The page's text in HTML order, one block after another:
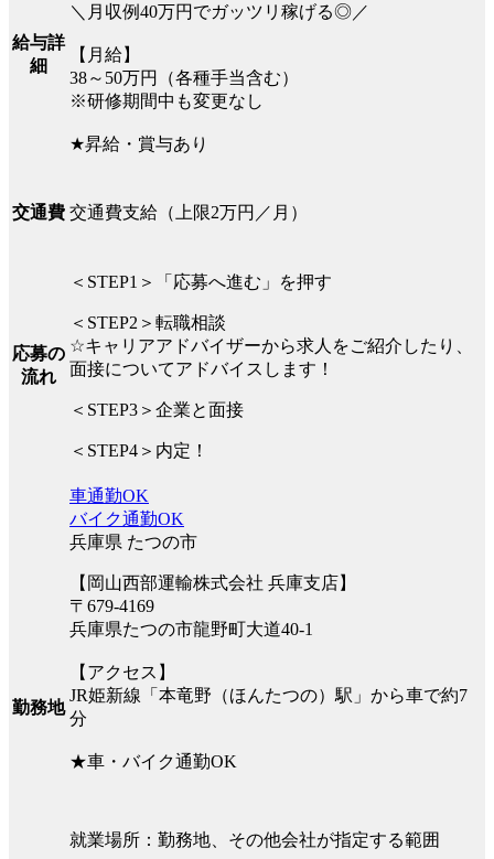
給与詳
細
＼月収例40万円でガッツリ稼げる◎／
【月給】
38～50万円（各種手当含む）
※研修期間中も変更なし
★昇給・賞与あり
交通費 交通費支給（上限2万円／月）
応募の
流れ
＜STEP1＞「応募へ進む」を押す
＜STEP2＞転職相談
☆キャリアアドバイザーから求人をご紹介したり、
面接についてアドバイスします！
＜STEP3＞企業と面接
＜STEP4＞内定！
勤務地
車通勤OK
バイク通勤OK
兵庫県 たつの市
【岡山西部運輸株式会社 兵庫支店】
〒679-4169
兵庫県たつの市龍野町大道40-1
【アクセス】
JR姫新線「本竜野（ほんたつの）駅」から車で約7
分
★車・バイク通勤OK
就業場所：勤務地、その他会社が指定する範囲